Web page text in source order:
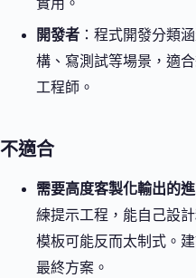
開發者 ：程式開發分類
構、寫測試等場景，適
工程師。
不適合
需要高度客製化輸出的
練提示工程，能自己設
模板可能反而太制式。
最終方案。